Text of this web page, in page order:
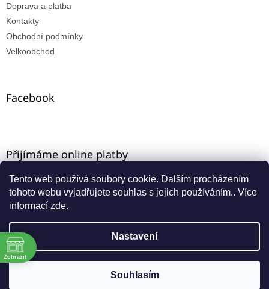
Tento web používá soubory cookie. Dalším procházením
tohoto webu vyjadřujete souhlas s jejich používáním.. Více
informací zde.
Nastavení
Souhlasím
Máte-li u nás VO registraci, zadejte e-mail ze starého e-
shopu a aktivujte přístup přes funkci "zapomenuté
Doprava a platba
Kontakty
Obchodní podmínky
Velkoobchod
Facebook
Přijímáme online platby
Vytvořil Shoptet
INNA-KT . Všechna práva vyhrazena.
Zobrazit